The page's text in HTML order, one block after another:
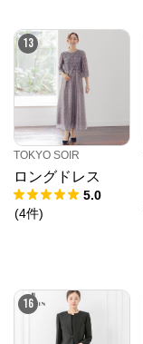
13
TOKYO SOIR
ロングドレス
5.0
(4件)
16